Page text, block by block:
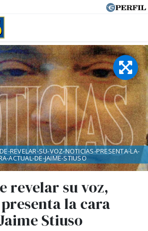
revelar su voz,
presenta la cara
Stiuso
REVELAR-SU-VOZ-NOTICIAS-PRESENTA-LA-
ACTUAL-DE-JAIME-STIUSO